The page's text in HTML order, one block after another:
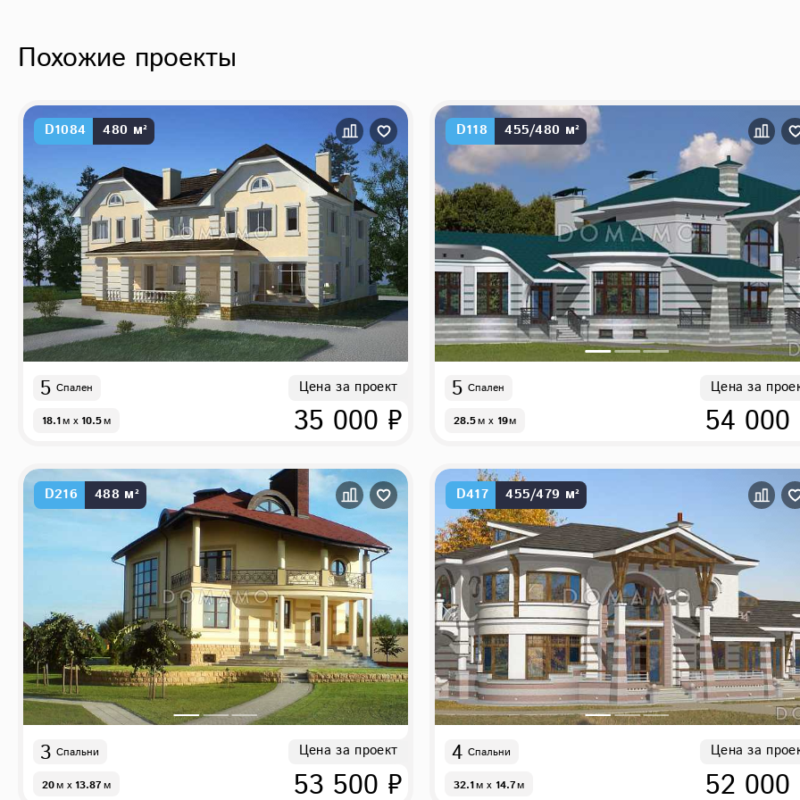
Похожие проекты
D1084 480 м²
5 Спален
18.1м x 10.5м
Цена за проект
35 000 ₽
D118 455/480 м²
5 Спален
28.5м x 19м
Цена за
54 000
D216 488 м²
3 Спальни
20м x 13.87м
Цена за проект
53 500 ₽
D417 455/479 м²
4 Спальни
32.1м x 14.7м
Цена за
52 000